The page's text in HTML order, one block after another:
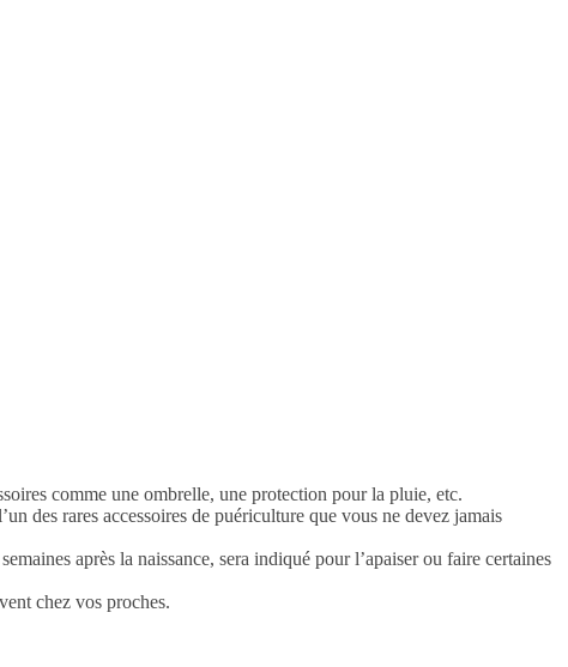
comme une ombrelle, une protection pour la pluie, etc.
des rares accessoires de puériculture que vous ne devez jamais
après la naissance, sera indiqué pour l’apaiser ou faire certaines
chez vos proches.